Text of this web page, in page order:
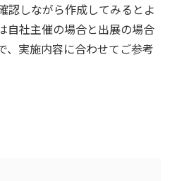
認しながら作成してみるとよ
自社主催の場合と出展の場合
、実施内容に合わせてご参考